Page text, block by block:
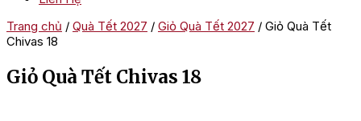
Trang chủ / Quà Tết 2027 / Giỏ Quà Tết 2027 / Giỏ Quà Tết
Chivas 18
Giỏ Quà Tết Chivas 18